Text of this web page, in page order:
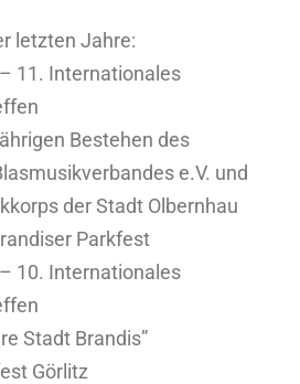
letzten Jahre:
11. Internationales
Bestehen des
e.V. und
der Stadt Olbernhau
Parkfest
10. Internationales
Stadt Brandis”
Görlitz